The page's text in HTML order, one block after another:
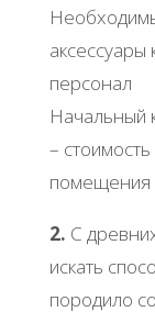
персонал
Начальный
–
помещения
2. С
искать
породило